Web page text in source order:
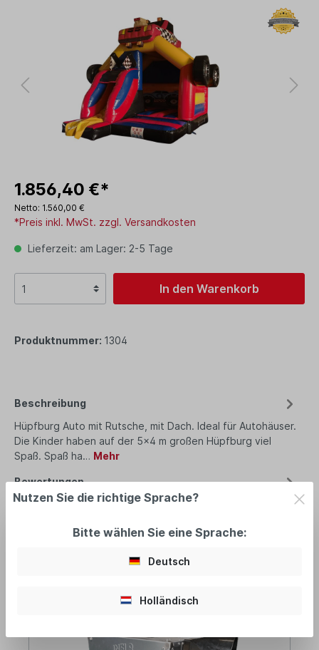
1.856,40 €*
Netto: 1.560,00 €
*Preis inkl. MwSt. zzgl. Versandkosten
Lieferzeit: am Lager: 2-5 Tage
In den Warenkorb
Produktnummer: 1304
Beschreibung
Hüpfburg Auto mit Rutsche, mit Dach. Ideal für Autohäuser.
Die Kinder haben auf der 5x4 m großen Hüpfburg viel
Spaß. Spaß ha… Mehr
Bewertungen
empfohlenes Zubehör
Nutzen Sie die richtige Sprache?
Bitte wählen Sie eine Sprache:
Deutsch
Holländisch